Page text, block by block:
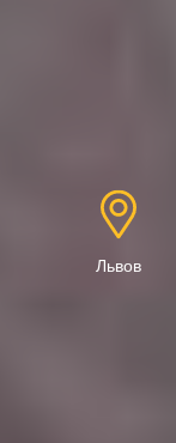
Львов